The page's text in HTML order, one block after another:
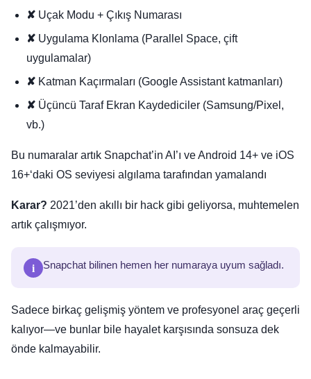
✘ Uçak Modu + Çıkış Numarası
✘ Uygulama Klonlama (Parallel Space, çift
uygulamalar)
✘ Katman Kaçırmaları (Google Assistant katmanları)
✘ Üçüncü Taraf Ekran Kaydediciler (Samsung/Pixel,
vb.)
Bu numaralar artık Snapchat’in AI’ı ve Android 14+ ve iOS
16+‘daki OS seviyesi algılama tarafından yamalandı
Karar? 2021’den akıllı bir hack gibi geliyorsa, muhtemelen
artık çalışmıyor.
i Snapchat bilinen hemen her numaraya uyum sağladı.
Sadece birkaç gelişmiş yöntem ve profesyonel araç geçerli
kalıyor—ve bunlar bile hayalet karşısında sonsuza dek
önde kalmayabilir.